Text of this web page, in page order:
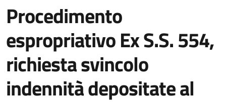
Procedimento
espropriativo Ex S.S. 554,
richiesta svincolo
indennità depositate al